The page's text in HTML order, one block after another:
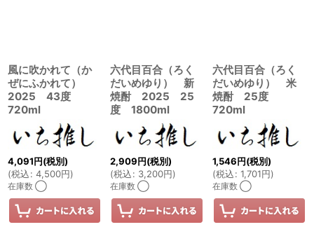
風に吹かれて（か
ぜにふかれて）
2025 43度
720ml
4,091円(税別)
(税込: 4,500円)
在庫数 ◯
六代目百合（ろく
だいめゆり） 新
焼酎 2025 25
度 1800ml
2,909円(税別)
(税込: 3,200円)
在庫数 ◯
六代目百合（ろく
だいめゆり） 米
焼酎 25度
720ml
1,546円(税別)
(税込: 1,701円)
在庫数 ◯